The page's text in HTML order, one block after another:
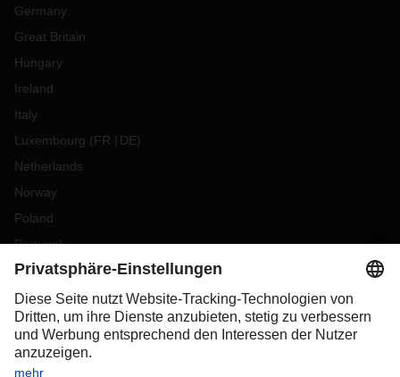
Germany
Great Britain
Hungary
Ireland
Italy
Luxembourg (FR DE)
Netherlands
Norway
Poland
Portugal
Romania
Slovakia
Spain
Sweden
Switzerland